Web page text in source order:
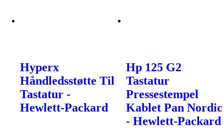
Hyperx
Håndledsstøtte Til
Tastatur -
Hewlett-Packard
Hp 125 G2
Tastatur
Pressestempel
Kablet Pan Nordic
- Hewlett-Packard